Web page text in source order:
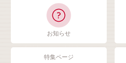
お知らせ
特集ページ